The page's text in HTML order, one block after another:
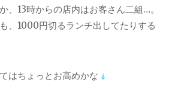
、13時からの店内はお客さん二組…。
、1000円切るランチ出してたりする
はちょっとお高めかな